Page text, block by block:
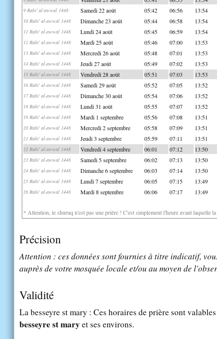
9 Rabi' al-awwal 1448 Samedi 22 août 05:42 06:56 13:54
10 Rabi' al-awwal 1448 Dimanche 23 août 05:44 06:58 13:54
11 Rabi' al-awwal 1448 Lundi 24 août 05:45 06:59 13:54
12 Rabi' al-awwal 1448 Mardi 25 août 05:46 07:00 13:53
13 Rabi' al-awwal 1448 Mercredi 26 août 05:48 07:01 13:53
14 Rabi' al-awwal 1448 Jeudi 27 août 05:49 07:02 13:53
15 Rabi' al-awwal 1448 Vendredi 28 août 05:51 07:03 13:53
16 Rabi' al-awwal 1448 Samedi 29 août 05:52 07:05 13:52
17 Rabi' al-awwal 1448 Dimanche 30 août 05:54 07:06 13:52
18 Rabi' al-awwal 1448 Lundi 31 août 05:55 07:07 13:52
19 Rabi' al-awwal 1448 Mardi 1 septembre 05:56 07:08 13:51
20 Rabi' al-awwal 1448 Mercredi 2 septembre 05:58 07:09 13:51
21 Rabi' al-awwal 1448 Jeudi 3 septembre 05:59 07:11 13:51
22 Rabi' al-awwal 1448 Vendredi 4 septembre 06:01 07:12 13:50
23 Rabi' al-awwal 1448 Samedi 5 septembre 06:02 07:13 13:50
24 Rabi' al-awwal 1448 Dimanche 6 septembre 06:03 07:14 13:50
25 Rabi' al-awwal 1448 Lundi 7 septembre 06:05 07:15 13:49
26 Rabi' al-awwal 1448 Mardi 8 septembre 06:06 07:17 13:49
* Attention, le shuruq n'est pas une prière ! C'est simplement l'heure avant laquelle
Précision
Attention : ces données sont fournies à titre indicatif,
auprès de votre mosquée locale et/ou au moyen de
Validité
La besseyre st mary : Ces horaires de prière sont
besseyre st maryet ses environs.